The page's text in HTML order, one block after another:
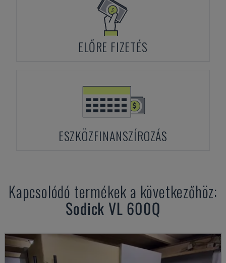
ELŐRE FIZETÉS
ESZKÖZFINANSZÍROZÁS
Kapcsolódó termékek a következőhöz:
Sodick VL 600Q